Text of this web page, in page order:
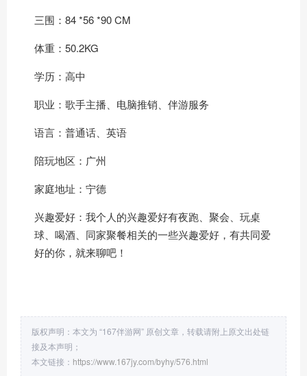
三围：84 *56 *90 CM
体重：50.2KG
学历：高中
职业：歌手主播、电脑推销、 伴游服务
语言：普通话、英语
陪玩地区：广州
家庭地址：宁德
兴趣爱好：我个人的兴趣爱好有夜跑、聚会、玩桌
球、喝酒、同家聚餐相关的一些兴趣爱好，有共同爱
好的你，就来聊吧！
版权声明：本文为 “167伴游网” 原创文章，转载请附上原文出处链
接及本声明；
本文链接： https://www.167jy.com/byhy/576.html